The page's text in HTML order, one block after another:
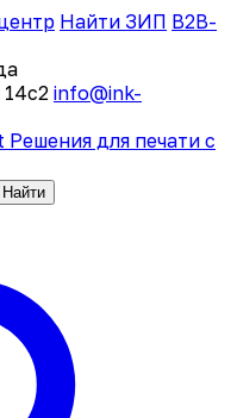
Найти ЗИП B2B-
info@ink-
Решения для печати с
Найти